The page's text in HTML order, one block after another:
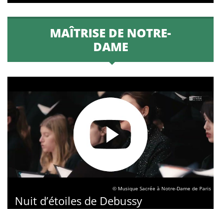
MAÎTRISE DE NOTRE-
DAME
© Musique Sacrée à Notre-Dame de Paris
Nuit d’étoiles de Debussy